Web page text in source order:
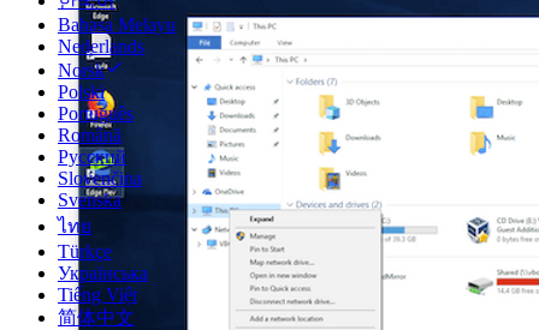
Bahasa Melayu
Nederlands
Norsk
Polski
Português
Română
Русский
Slovenčina
Svenska
ไทย
Türkçe
Українська
Tiếng Việt
简体中文